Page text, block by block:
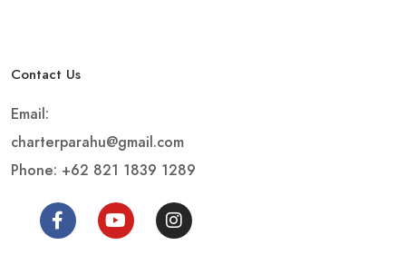
Contact Us
Email:
charterparahu@gmail.com
Phone: +62 821 1839 1289